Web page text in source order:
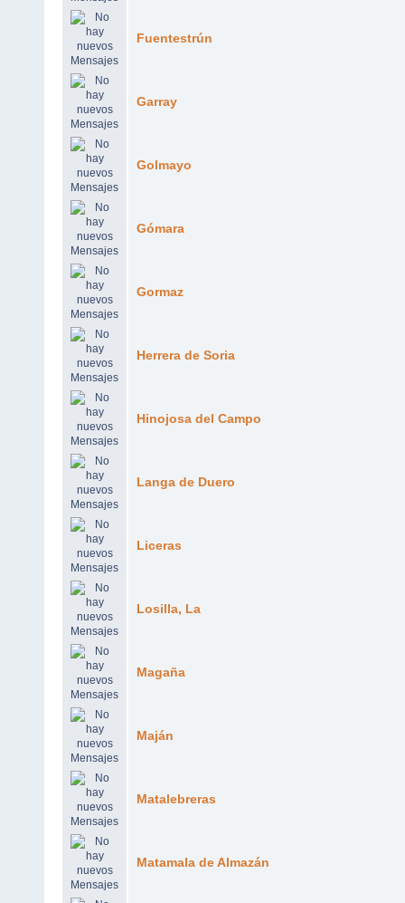
Fuentestrún
Garray
Golmayo
Gómara
Gormaz
Herrera de Soria
Hinojosa del Campo
Langa de Duero
Liceras
Losilla, La
Magaña
Maján
Matalebreras
Matamala de Almazán